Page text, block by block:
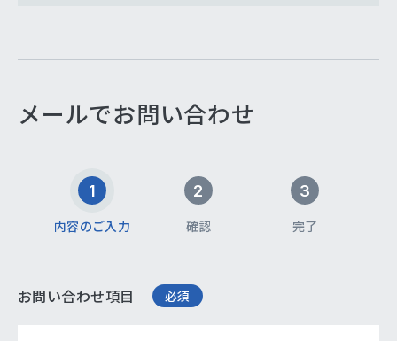
メールでお問い合わせ
1
内容のご入力
2
確認
3
完了
お問い合わせ項目 必須